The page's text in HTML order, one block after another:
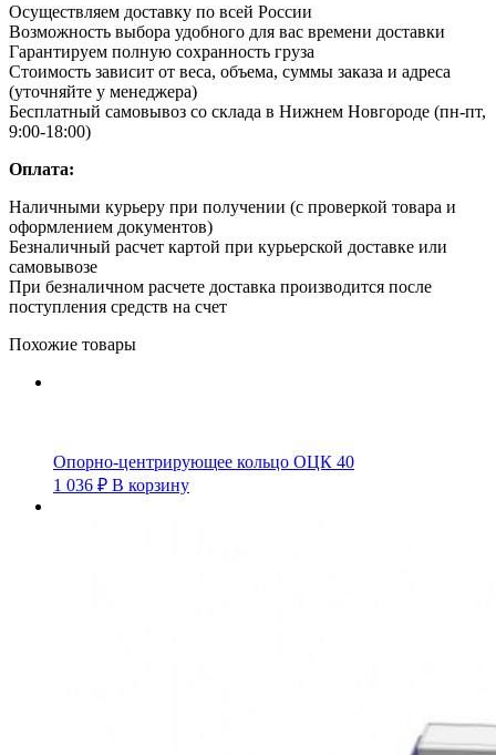
Осуществляем доставку по всей России
Возможность выбора удобного для вас времени доставки
Гарантируем полную сохранность груза
Стоимость зависит от веса, объема, суммы заказа и адреса
(уточняйте у менеджера)
Бесплатный самовывоз со склада в Нижнем Новгороде (пн-пт,
9:00-18:00)
Оплата:
Наличными курьеру при получении (с проверкой товара и
оформлением документов)
Безналичный расчет картой при курьерской доставке или
самовывозе
При безналичном расчете доставка производится после
поступления средств на счет
Похожие товары
Опорно-центрирующее кольцо ОЦК 40
1 036 ₽ В корзину